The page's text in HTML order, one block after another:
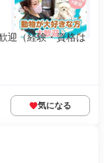
迎（経験・資格は
気になる